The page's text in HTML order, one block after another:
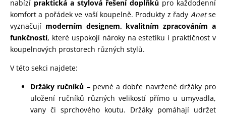
nabízí praktická a stylová řešení doplňků pro každodenní
komfort a pořádek ve vaší koupelně. Produkty z řady Anetse
vyznačují moderním designem, kvalitním zpracováním a
funkčností, které uspokojí nároky na estetiku i praktičnost v
koupelnových prostorech různých stylů.
V této sekci najdete:
Držáky ručníků – pevné a dobře navržené držáky pro
uložení ručníků různých velikostí přímo u umyvadla,
vany či sprchového koutu. Držáky pomáhají udržet